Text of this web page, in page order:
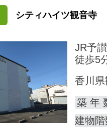
シティハイツ観音寺
JR予
徒歩5
香川
築 年
建物階